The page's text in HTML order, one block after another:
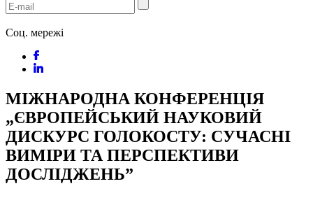
Соц. мережі
МІЖНАРОДНА КОНФЕРЕНЦІЯ
„ЄВРОПЕЙСЬКИЙ НАУКОВИЙ
ДИСКУРС ГОЛОКОСТУ: СУЧАСНІ
ВИМІРИ ТА ПЕРСПЕКТИВИ
ДОСЛІДЖЕНЬ”